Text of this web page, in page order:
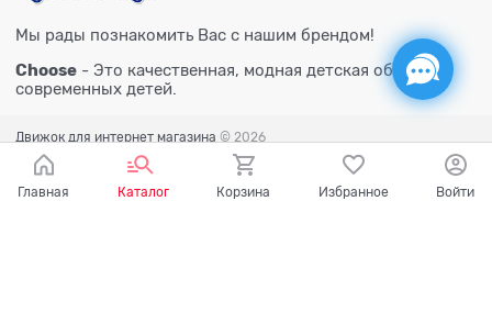
Мы рады познакомить Вас с нашим брендом!
Choose - Это качественная, модная детская обувь для
современных детей.
Движок для интернет магазина © 2026
Главная Каталог Корзина Избранное Войти